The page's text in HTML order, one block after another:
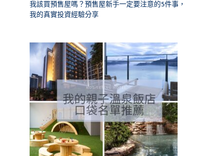
我該買預售屋嗎？預售屋新手一定要注意的5件事，
我的真實投資經驗分享